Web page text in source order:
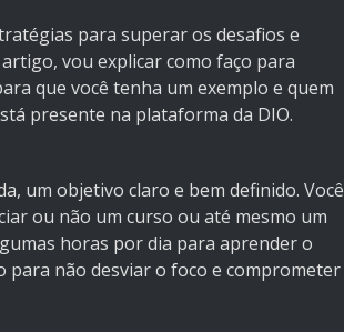
para superar os desafios e
vou explicar como faço para
que você tenha um exemplo e quem
presente na plataforma da DIO.
um objetivo claro e bem definido. Você
ou não um curso ou até mesmo um
horas por dia para aprender o
para não desviar o foco e comprometer